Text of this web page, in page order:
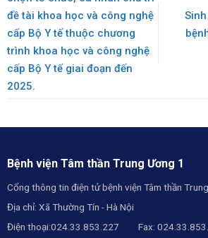
đề tài khoa học và công nghệ
cấp Bộ Y tế thuộc chương
trình khoa học và công nghệ
cấp Bộ Y tế giai đoạn đến
2025.
Bệnh viện Tâm thần Trung Ương 1
Cổng thông tin điện tử bệnh viện Tâm thần
Địa chỉ: Xã Thường Tín - Hà Nội
Điện thoại:024.33.853.227 Fax: